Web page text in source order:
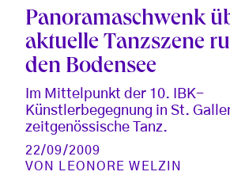
Panoramaschwenk
aktuelle Tanzszene
den Bodensee
Im Mittelpunkt der 10. IBK-
Künstlerbegegnung in St.
zeitgenössische Tanz.
22/09/2009
VON
LEONORE WELZIN